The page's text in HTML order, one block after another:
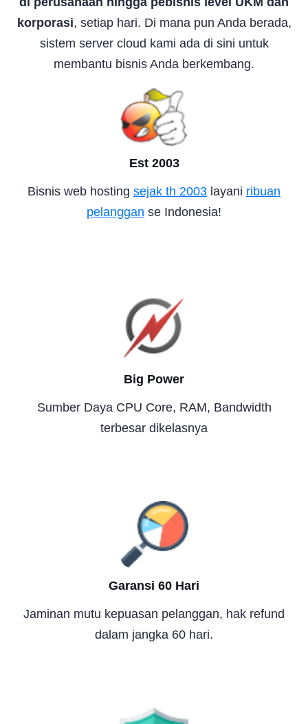
korporasi, setiap hari. Di mana pun Anda berada,
sistem server cloud kami ada di sini untuk
membantu bisnis Anda berkembang.
Est 2003
Bisnis web hosting sejak th 2003 layani ribuan
pelanggan se Indonesia!
Big Power
Sumber Daya CPU Core, RAM, Bandwidth
terbesar dikelasnya
Garansi 60 Hari
Jaminan mutu kepuasan pelanggan, hak refund
dalam jangka 60 hari.